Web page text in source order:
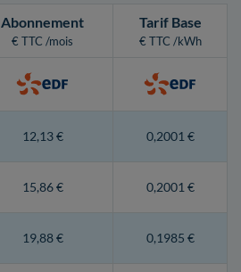
Abonnement
€ TTC /mois
Tarif Base
€ TTC /kWh
12,13 € 0,2001 €
15,86 € 0,2001 €
19,88 € 0,1985 €